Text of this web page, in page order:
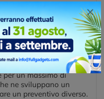
×
con il ricamo diretto è
il capo di
Un
molto elegante. Per
che elabora il
serie di “punti” che le
sui più svariati
per un massimo di
ne sviluppano un
un preventivo diverso.